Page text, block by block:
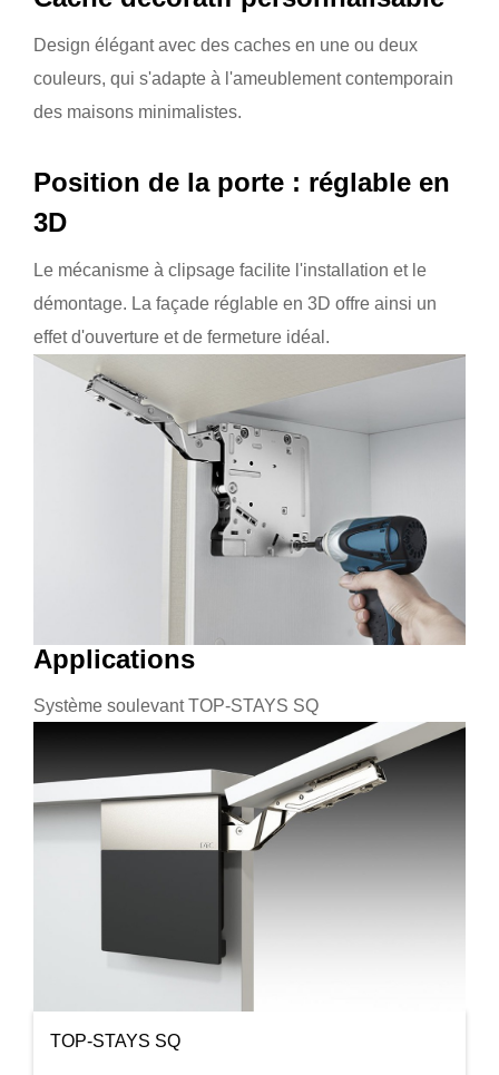
Design élégant avec des caches en une ou deux
couleurs, qui s'adapte à l'ameublement contemporain
des maisons minimalistes.
Position de la porte : réglable en
3D
Le mécanisme à clipsage facilite l'installation et le
démontage. La façade réglable en 3D offre ainsi un
effet d'ouverture et de fermeture idéal.
Applications
Système soulevant TOP-STAYS SQ
TOP-STAYS SQ